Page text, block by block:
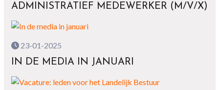
ADMINISTRATIEF MEDEWERKER (M/V/X)
23-01-2025
IN DE MEDIA IN JANUARI